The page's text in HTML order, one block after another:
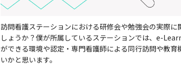
訪問看護ステーションにおける研修会や勉強会の実際
しょうか？僕が所属しているステーションでは、e-
ができる環境や認定・専門看護師による同行訪問や教
いかと思います。